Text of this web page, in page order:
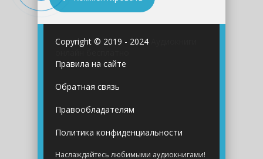
Copyright © 2019 - 2024
Правила на сайте
Обратная связь
Правообладателям
Политика конфиденциальности
Наслаждайтесь любимыми аудиокнигами!